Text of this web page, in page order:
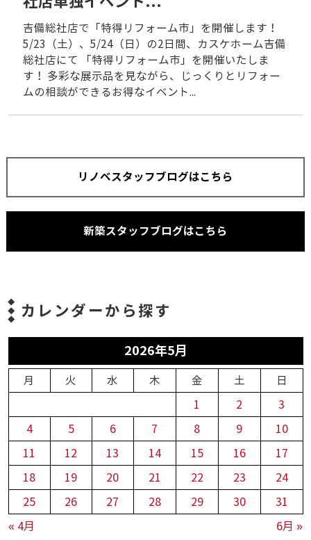
吉備総社店で「特得リフォーム市」を開催します！
5/23（土）、5/24（日）の2日間、カスケホーム吉備
総社店にて 「特得リフォーム市」を開催いたしま
す！ 多彩な展示品を見ながら、じっくりとリフォー
ムの相談ができるお得なイベント...
リノベスタッフブログはこちら
新築スタッフブログはこちら
カレンダーから探す
2026年5月
月 火 水 木 金 土 日
« 4月 6月 »
1 2
3
4
5 6 7 8 9
10
11
12 13 14 15 16
17
18
19 20 21 22 23
24
25
26 27 28 29 30 31